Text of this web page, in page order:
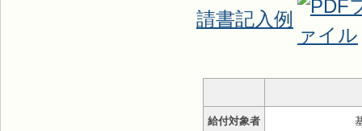
請書記入例
給付対象者